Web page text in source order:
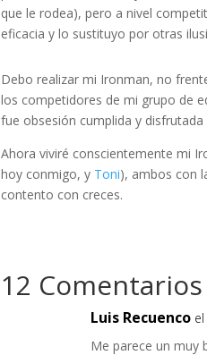
que le rodea), pero a nivel
eficacia y lo sustituyo por otras
Debo realizar mi Ironman, no
los competidores de mi grupo de
fue obsesión cumplida y
Ahora viviré conscientemente mi
hoy conmigo, y Toni), ambos con
contento con creces.
12 Comentarios
Luis Recuenco
Me parece un muy